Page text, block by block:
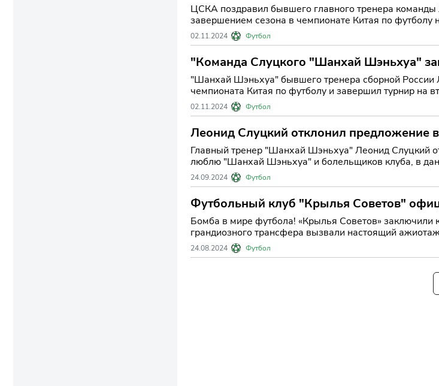
ЦСКА поздравил бывшего главного тренера
завершением сезона в чемпионате Китая по футболу
02.11.2024 Футбол
"Команда Слуцкого "Шанхай Шэньхуа"
футболу"
"Шанхай Шэньхуа" бывшего тренера сборной России
чемпионата Китая по футболу и завершил турнир на
02.11.2024 Футбол
Леонид Слуцкий отклонил предложение
Главный тренер "Шанхай Шэньхуа" Леонид Слуцкий
люблю "Шанхай Шэньхуа" и болельщиков клуба, в
24.09.2024 Футбол
Футбольный клуб "Крылья Советов"
Бомба в мире футбола! «Крылья Советов» заключили
грандиозного трансфера вызвали настоящий
24.08.2024 Футбол